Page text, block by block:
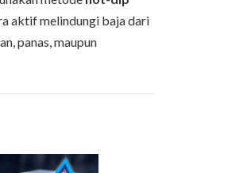
aktif melindungi baja dari
panas, maupun